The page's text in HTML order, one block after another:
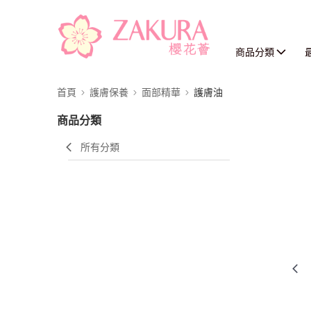
商品分類
首頁 護膚保養 面部精華 護膚油
商品分類
所有分類